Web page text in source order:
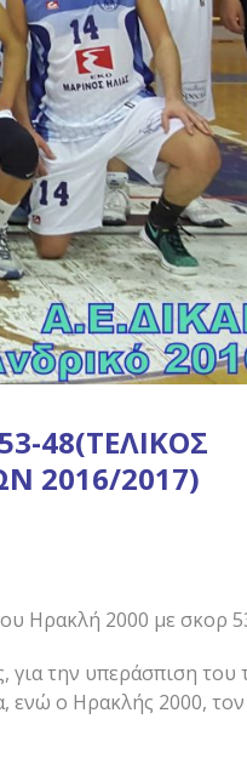
48(ΤΕΛΙΚΌΣ
2016/2017)
Ηρακλή 2000 με σκορ
την υπεράσπιση του
ενώ ο Ηρακλής 2000,